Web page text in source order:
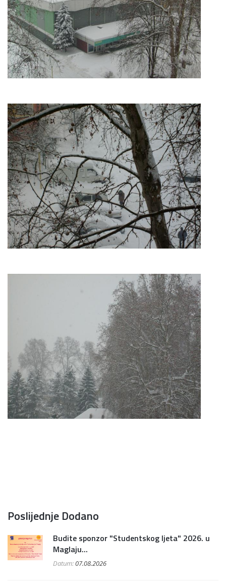
Poslijednje Dodano
Budite sponzor "Studentskog ljeta" 2026. u
Maglaju...
Datum:07.08.2026